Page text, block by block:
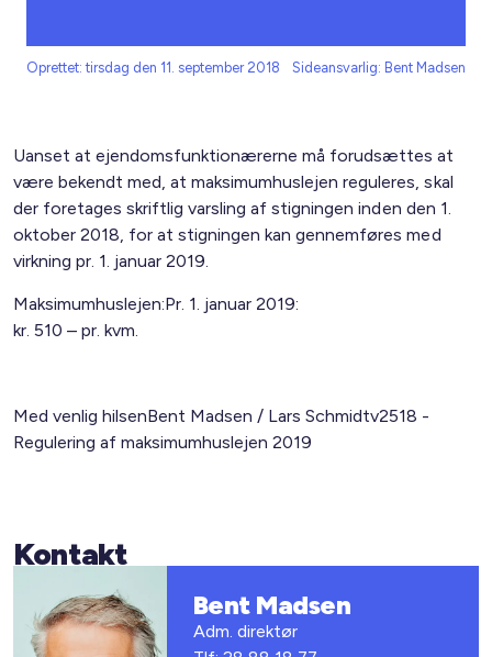
Oprettet: tirsdag den 11. september 2018 Sideansvarlig: Bent Madsen
Uanset at ejendomsfunktionærerne må forudsættes at
være bekendt med, at maksimumhuslejen reguleres, skal
der foretages skriftlig varsling af stigningen inden den 1.
oktober 2018, for at stigningen kan gennemføres med
virkning pr. 1. januar 2019.
Maksimumhuslejen:Pr. 1. januar 2019:
kr. 510 – pr. kvm.
Med venlig hilsenBent Madsen / Lars Schmidtv2518 -
Regulering af maksimumhuslejen 2019
Kontakt
Bent Madsen
Adm. direktør